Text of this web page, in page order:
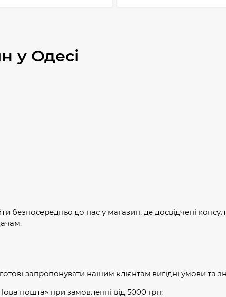
у Одесі
безпосередньо до нас у магазин, де досвідчені
запропонувати нашим клієнтам вигідні умови та
пошта» при замовленні від 5000 грн;